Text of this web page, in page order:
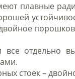
плавные
все отдельно
стоек –